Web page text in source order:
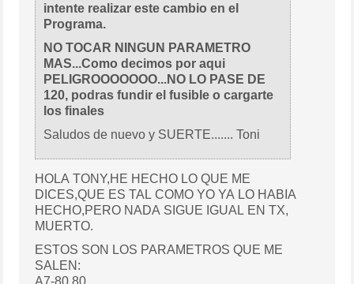
intente realizar este cambio en el
Programa.
NO TOCAR NINGUN PARAMETRO
MAS...Como decimos por aqui
PELIGROOOOOOO...NO LO PASE DE
120, podras fundir el fusible o cargarte
los finales
Saludos de nuevo y SUERTE....... Toni
HOLA TONY,HE HECHO LO QUE ME
DICES,QUE ES TAL COMO YO YA LO HABIA
HECHO,PERO NADA SIGUE IGUAL EN TX,
MUERTO.
ESTOS SON LOS PARAMETROS QUE ME
SALEN:
A7-80 80